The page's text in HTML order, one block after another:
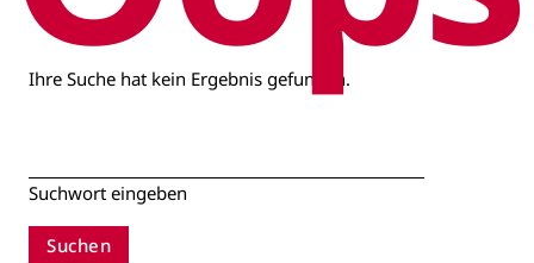
Ihre Suche hat kein Ergebnis gefunden.
Suchwort eingeben